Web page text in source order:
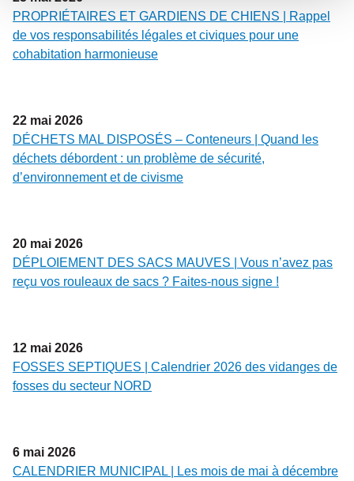
PROPRIÉTAIRES ET GARDIENS DE CHIENS | Rappel
de vos responsabilités légales et civiques pour une
cohabitation harmonieuse
22 mai 2026
DÉCHETS MAL DISPOSÉS – Conteneurs | Quand les
déchets débordent : un problème de sécurité,
d’environnement et de civisme
20 mai 2026
DÉPLOIEMENT DES SACS MAUVES | Vous n’avez pas
reçu vos rouleaux de sacs ? Faites-nous signe !
12 mai 2026
FOSSES SEPTIQUES | Calendrier 2026 des vidanges de
fosses du secteur NORD
6 mai 2026
CALENDRIER MUNICIPAL | Les mois de mai à décembre